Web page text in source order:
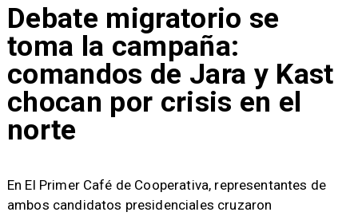
Debate migratorio se
toma la campaña:
comandos de Jara y Kast
chocan por crisis en el
norte
​En El Primer Café de Cooperativa, representantes de
ambos candidatos presidenciales cruzaron